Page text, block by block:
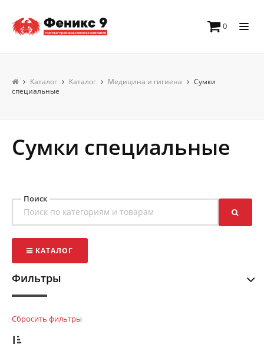
0
Каталог Каталог Медицина и гигиена
Сумки
специальные
Сумки специальные
Поиск
КАТАЛОГ
Фильтры
Сбросить фильтры